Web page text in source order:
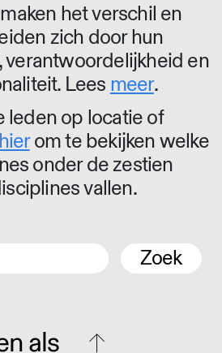
het verschil en
zich door hun
en
Lees meer.
leden op locatie of
hierom te bekijken welke
onder de zestien
vallen.
Zoek
als